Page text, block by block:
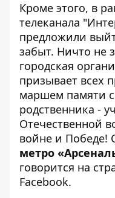
Кроме этого, в
телеканала
предложили
забыт. Ничто не
городская
призывает всех
маршем памяти
родственника -
Отечественной
войне и Победе!
метро
говорится на
Facebook.